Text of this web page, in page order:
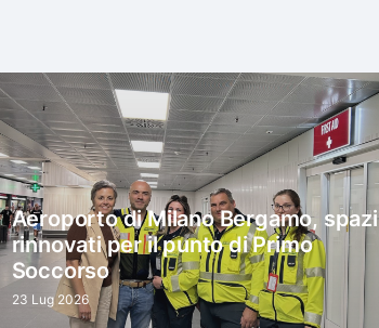
Aeroporto di Milano Bergamo, spazi
rinnovati per il punto di Primo
Soccorso
23 Lug 2026